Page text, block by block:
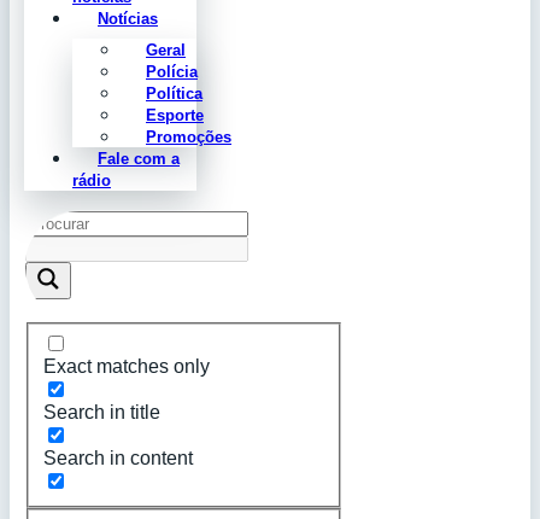
Notícias
Geral
Polícia
Política
Esporte
Promoções
Fale com a
rádio
Exact matches only
Search in title
Search in content